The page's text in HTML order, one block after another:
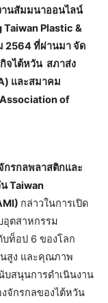
นสัมมนาออนไลน์
Plastic &
2564 ที่ผ่านมา จัด
จไต้หวัน สภาส่ง
และสมาคม
of
กรกลพลาสติกและ
Taiwan
กล่าวในการเปิด
อุตสาหกรรม
ท็อป 6 ของโลก
สูง และคุณภาพ
บสนุนการดำเนินงาน
จักรกลของไต้หวัน